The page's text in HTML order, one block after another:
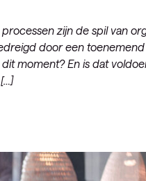
zijn de spil van
door een
moment? En is dat